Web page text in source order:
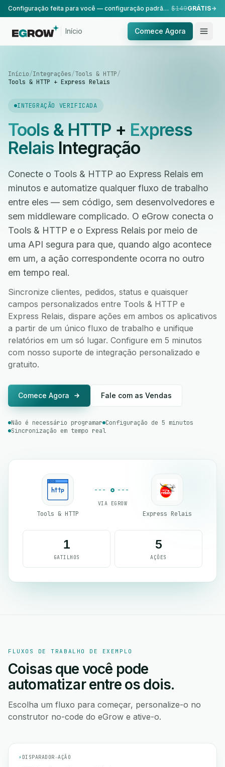
Configuração feita para você — configuração padrão, realizada pela nossa equipe. $149GRÁTIS
Início Comece Agora
Início/Integrações/Tools & HTTP/
Tools & HTTP + Express Relais
INTEGRAÇÃO VERIFICADA
Tools & HTTP+ Express
RelaisIntegração
Conecte o Tools & HTTP ao Express Relais em
minutos e automatize qualquer fluxo de trabalho
entre eles — sem código, sem desenvolvedores e
sem middleware complicado. O eGrow conecta o
Tools & HTTP e o Express Relais por meio de
uma API segura para que, quando algo acontece
em um, a ação correspondente ocorra no outro
em tempo real.
Sincronize clientes, pedidos, status e quaisquer
campos personalizados entre Tools & HTTP e
Express Relais, dispare ações em ambos os aplicativos
a partir de um único fluxo de trabalho e unifique
relatórios em um só lugar. Configure em 5 minutos
com nosso suporte de integração personalizado e
gratuito.
Comece Agora Fale com as Vendas
Não é necessário programar Configuração de 5 minutos
Sincronização em tempo real
Tools & HTTP
VIA EGROW
Express Relais
1
GATILHOS
5
AÇÕES
FLUXOS DE TRABALHO DE EXEMPLO
Coisas que você pode
automatizar entre os dois.
Escolha um fluxo para começar, personalize-o no
construtor no-code do eGrow e ative-o.
⚡ DISPARADOR→AÇÃO